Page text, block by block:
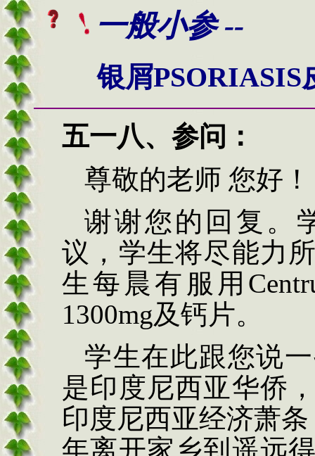
一般小参 --
银屑PSORIASIS
五一八、 参问 ：
尊敬的老师 您好！
谢谢您的回复。
议，学生将尽能力
生每晨有服用
1300mg及钙片。
学生在此跟您说
是印度尼西亚华侨
印度尼西亚经济萧
年离开家乡到遥远